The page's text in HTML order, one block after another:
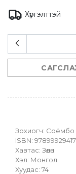
Хүргэлттэй
Зохиогч: Соёмбо
ISBN:
Хавтас: Зөөлөн
Хэл: Монгол
Хуудас: 74